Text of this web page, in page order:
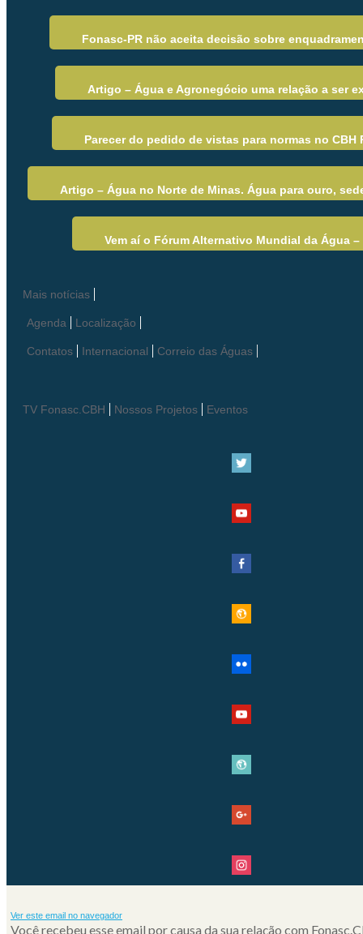
Fonasc-PR não aceita decisão sobre
Artigo – Água e Agronegócio uma relação a ser
Parecer do pedido de vistas para normas no CBH
Artigo – Água no Norte de Minas. Água para ouro,
Vem aí o Fórum Alternativo Mundial da Água –
Mais notícias
Agenda Localização
Contatos Internacional Correio das Águas
TV Fonasc.CBH Nossos Projetos Eventos
Ver este email no navegador
Você recebeu esse email por causa da sua relação com